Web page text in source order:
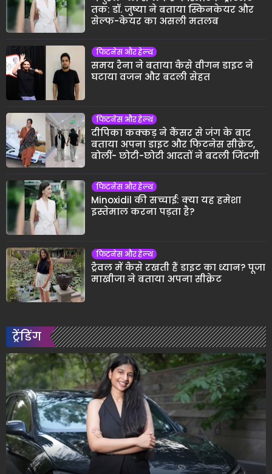
तक: डॉ. जुष्या ने बताया स्किनकेयर और
सेल्फ-केयर का असली मतलब
फिटनेस और हेल्थ
समय रैना ने बताया कैसे वीगन डाइट ने
घटाया वजन और बदली सेहत
फिटनेस और हेल्थ
दीपिका कक्कड़ ने कैंसर से जंग के बाद
बताया अपना डाइट और फिटनेस सीक्रेट,
बोलीं- छोटी-छोटी आदतों ने बदली जिंदगी
फिटनेस और हेल्थ
Minoxidil की सच्चाई: क्या यह हमेशा
इस्तेमाल करना पड़ता है?
फिटनेस और हेल्थ
ट्रैवल में कैसे रखती हैं डाइट का ध्यान? पूजा
माखीजा ने बताया अपना सीक्रेट
ट्रेंडिंग